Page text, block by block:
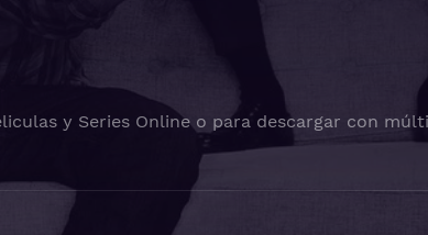
y Series Online o para descargar con